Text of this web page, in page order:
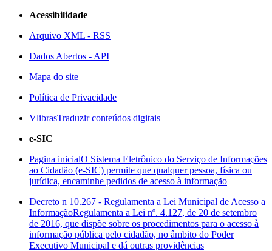
Acessibilidade
Arquivo XML - RSS
Dados Abertos - API
Mapa do site
Política de Privacidade
VlibrasTraduzir conteúdos digitais
e-SIC
Pagina inicialO Sistema Eletrônico do Serviço de Informações
ao Cidadão (e-SIC) permite que qualquer pessoa, física ou
jurídica, encaminhe pedidos de acesso à informação
Decreto n 10.267 - Regulamenta a Lei Municipal de Acesso a
InformaçãoRegulamenta a Lei nº. 4.127, de 20 de setembro
de 2016, que dispõe sobre os procedimentos para o acesso à
informação pública pelo cidadão, no âmbito do Poder
Executivo Municipal e dá outras providências